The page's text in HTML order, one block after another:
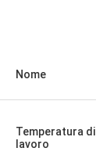
Nome
Temperatura di
lavoro